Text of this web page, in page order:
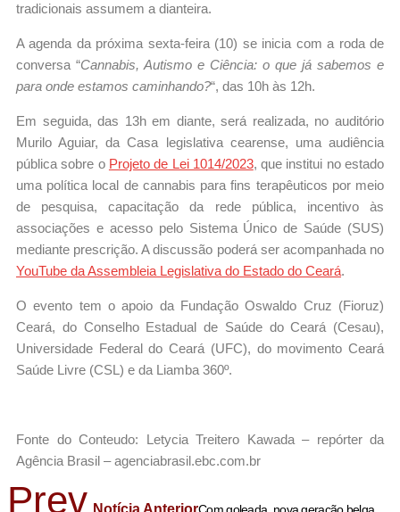
tradicionais assumem a dianteira.
A agenda da próxima sexta-feira (10) se inicia com a roda de
conversa “Cannabis, Autismo e Ciência: o que já sabemos e
para onde estamos caminhando?“, das 10h às 12h.
Em seguida, das 13h em diante, será realizada, no auditório
Murilo Aguiar, da Casa legislativa cearense, uma audiência
pública sobre o Projeto de Lei 1014/2023, que institui no estado
uma política local de cannabis para fins terapêuticos por meio
de pesquisa, capacitação da rede pública, incentivo às
associações e acesso pelo Sistema Único de Saúde (SUS)
mediante prescrição. A discussão poderá ser acompanhada no
YouTube da Assembleia Legislativa do Estado do Ceará.
O evento tem o apoio da Fundação Oswaldo Cruz (Fioruz)
Ceará, do Conselho Estadual de Saúde do Ceará (Cesau),
Universidade Federal do Ceará (UFC), do movimento Ceará
Saúde Livre (CSL) e da Liamba 360º.
Fonte do Conteudo: Letycia Treitero Kawada – repórter da
Agência Brasil – agenciabrasil.ebc.com.br
Prev Notícia Anterior